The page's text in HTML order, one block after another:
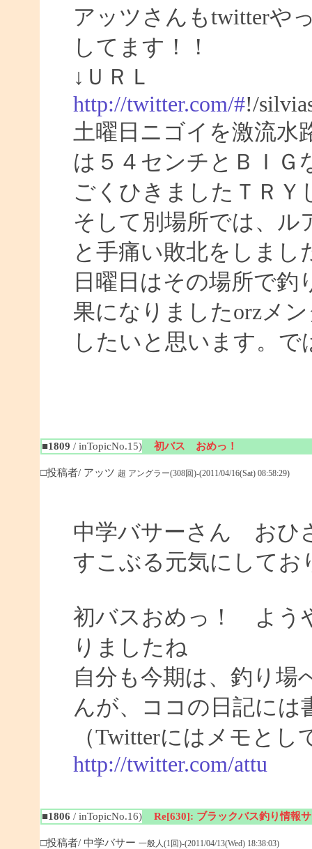
アッツさんもtwitterや
してます！！
↓ＵＲＬ
http://twitter.com/#!/
土曜日ニゴイを激流水
は５４センチとＢＩＧ
ごくひきましたＴＲ
そして別場所では、ル
と手痛い敗北をしまし
日曜日はその場所で
果になりましたorzメ
したいと思います。で
■1809 / inTopicNo.15) 初バス おめっ！
□投稿者/ アッツ 超 アングラー(308回)-(2011/04/16(Sat) 08:58:29)
中学バサーさん おひ
すこぶる元気にしてお
初バスおめっ！ よう
りましたね
自分も今期は、釣り場
んが、ココの日記には
（Twitterにはメモと
http://twitter.com/attu
■1806 / inTopicNo.16) Re[630]: ブラックバス釣り情報
□投稿者/ 中学バサー 一般人(1回)-(2011/04/13(Wed) 18:38:03)